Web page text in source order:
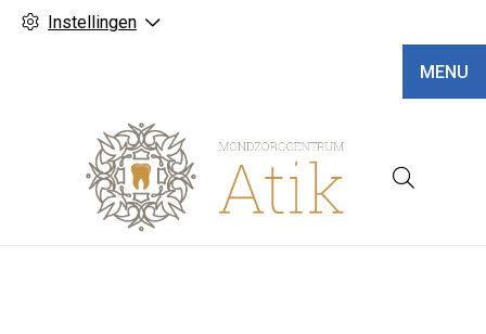
Instellingen
MENU